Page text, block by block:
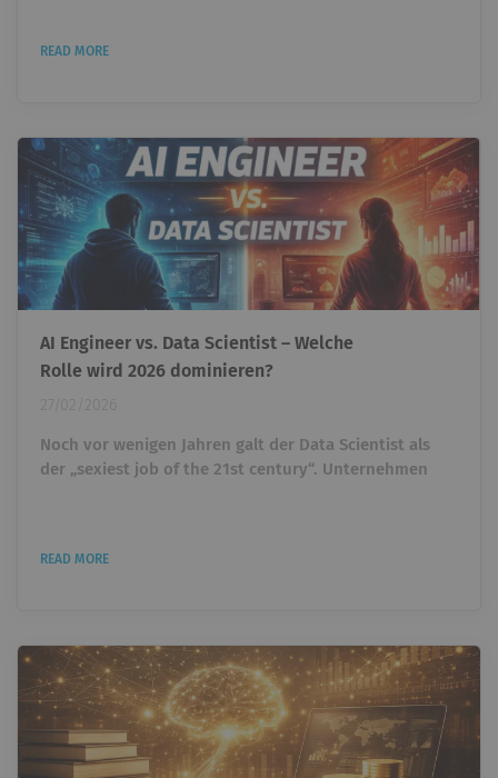
Dashboards entstehen. Prototypen funktionieren im
Notebook....
READ MORE
AI Engineer vs. Data Scientist – Welche
Rolle wird 2026 dominieren?
Noch vor wenigen Jahren galt der Data Scientist als
der „sexiest job of the 21st century“. Unternehmen
paar ML-Projekte vorweisen konnte, war heiß begehrt.
READ MORE